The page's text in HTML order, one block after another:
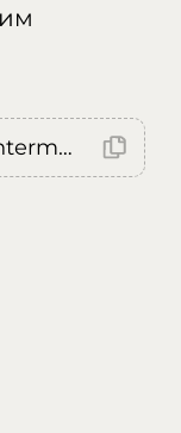
Error: (intermediate value)(intermediate value)(intermediate value).replaceAll is not a function